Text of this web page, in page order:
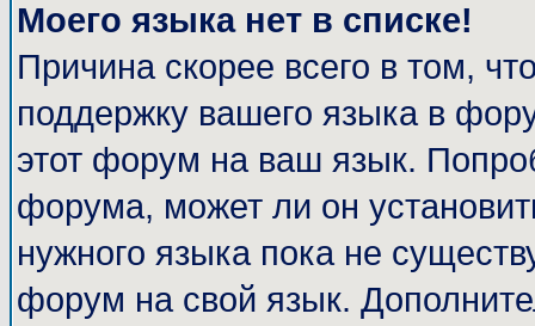
Моего языка нет в списке!
Причина скорее всего в том,
поддержку вашего языка в
этот форум на ваш язык.
форума, может ли он
нужного языка пока не
форум на свой язык.